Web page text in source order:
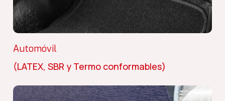
Automóvil
(LATEX, SBR y Termo conformables)